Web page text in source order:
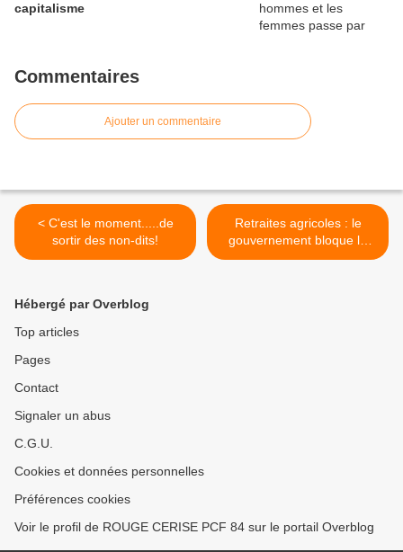
capitalisme
Commentaires
Ajouter un commentaire
< C'est le moment.....de
sortir des non-dits!
Retraites agricoles : le
gouvernement bloque le
vote, les sénateurs crient
Hébergé par Overblog
Top articles
Pages
Contact
Signaler un abus
C.G.U.
Cookies et données personnelles
Préférences cookies
Voir le profil de ROUGE CERISE PCF 84 sur le portail Overblog